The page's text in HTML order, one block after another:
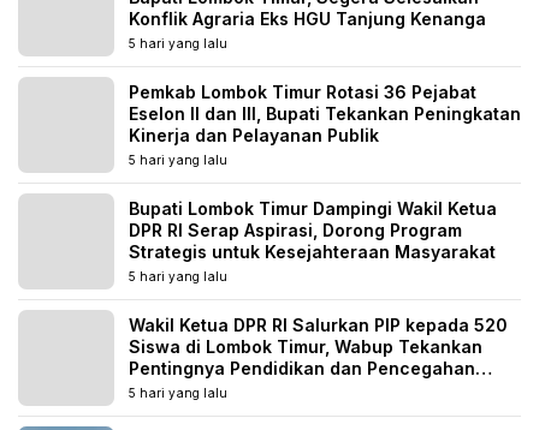
Konflik Agraria Eks HGU Tanjung Kenanga
5 hari yang lalu
Pemkab Lombok Timur Rotasi 36 Pejabat
Eselon II dan III, Bupati Tekankan Peningkatan
Kinerja dan Pelayanan Publik
5 hari yang lalu
Bupati Lombok Timur Dampingi Wakil Ketua
DPR RI Serap Aspirasi, Dorong Program
Strategis untuk Kesejahteraan Masyarakat
5 hari yang lalu
Wakil Ketua DPR RI Salurkan PIP kepada 520
Siswa di Lombok Timur, Wabup Tekankan
Pentingnya Pendidikan dan Pencegahan
Perkawinan Anak
5 hari yang lalu